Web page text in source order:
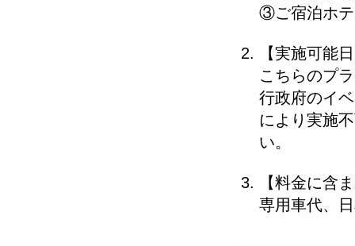
③ご宿泊ホテ
【実施可能
こちらのプ
行政府のイ
により実施
い。
【料金に含
専用車代、